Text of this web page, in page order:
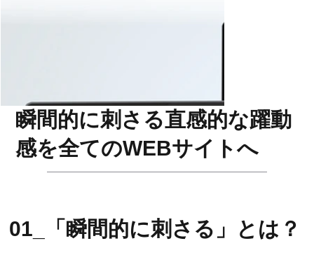
瞬間的に刺さる直感的な躍動
感を全てのWEBサイトへ
01_​「瞬間的に刺さる」とは？